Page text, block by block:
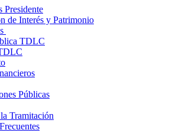
Presidente
de Interés y Patrimonio
TDLC
Públicas
Tramitación